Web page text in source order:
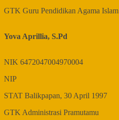
GTK Guru Pendidikan Agama Islam
Yova Aprillia, S.Pd
NIK 6472047004970004
NIP
STAT Balikpapan, 30 April 1997
GTK Administrasi Pramutamu